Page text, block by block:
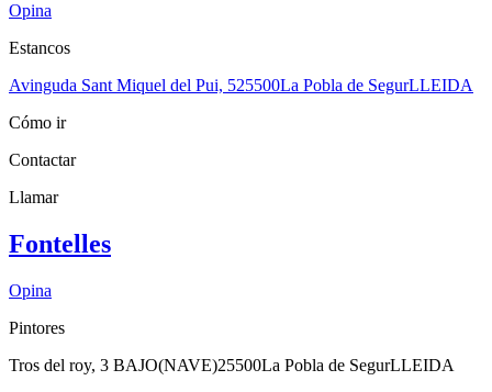
Opina
Estancos
Avinguda Sant Miquel del Pui, 525500La Pobla de SegurLLEIDA
Cómo ir
Contactar
Llamar
Fontelles
Opina
Pintores
Tros del roy, 3 BAJO(NAVE)25500La Pobla de SegurLLEIDA